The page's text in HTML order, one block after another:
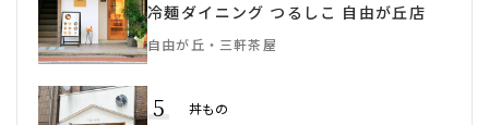
冷麺ダイニング つるしこ 自由が丘店
自由が丘・三軒茶屋
5 丼もの